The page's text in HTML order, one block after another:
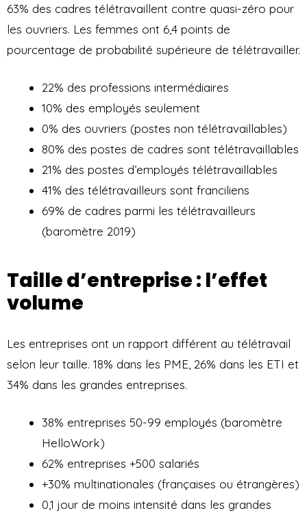
63% des cadres télétravaillent contre quasi-zéro pour
les ouvriers. Les femmes ont 6,4 points de
pourcentage de probabilité supérieure de télétravailler.
22% des professions intermédiaires
10% des employés seulement
0% des ouvriers (postes non télétravaillables)
80% des postes de cadres sont télétravaillables
21% des postes d’employés télétravaillables
41% des télétravailleurs sont franciliens
69% de cadres parmi les télétravailleurs
(baromètre 2019)
Taille d’entreprise : l’effet
volume
Les entreprises ont un rapport différent au télétravail
selon leur taille. 18% dans les PME, 26% dans les ETI et
34% dans les grandes entreprises.
38% entreprises 50-99 employés (baromètre
HelloWork)
62% entreprises +500 salariés
+30% multinationales (françaises ou étrangères)
0,1 jour de moins intensité dans les grandes